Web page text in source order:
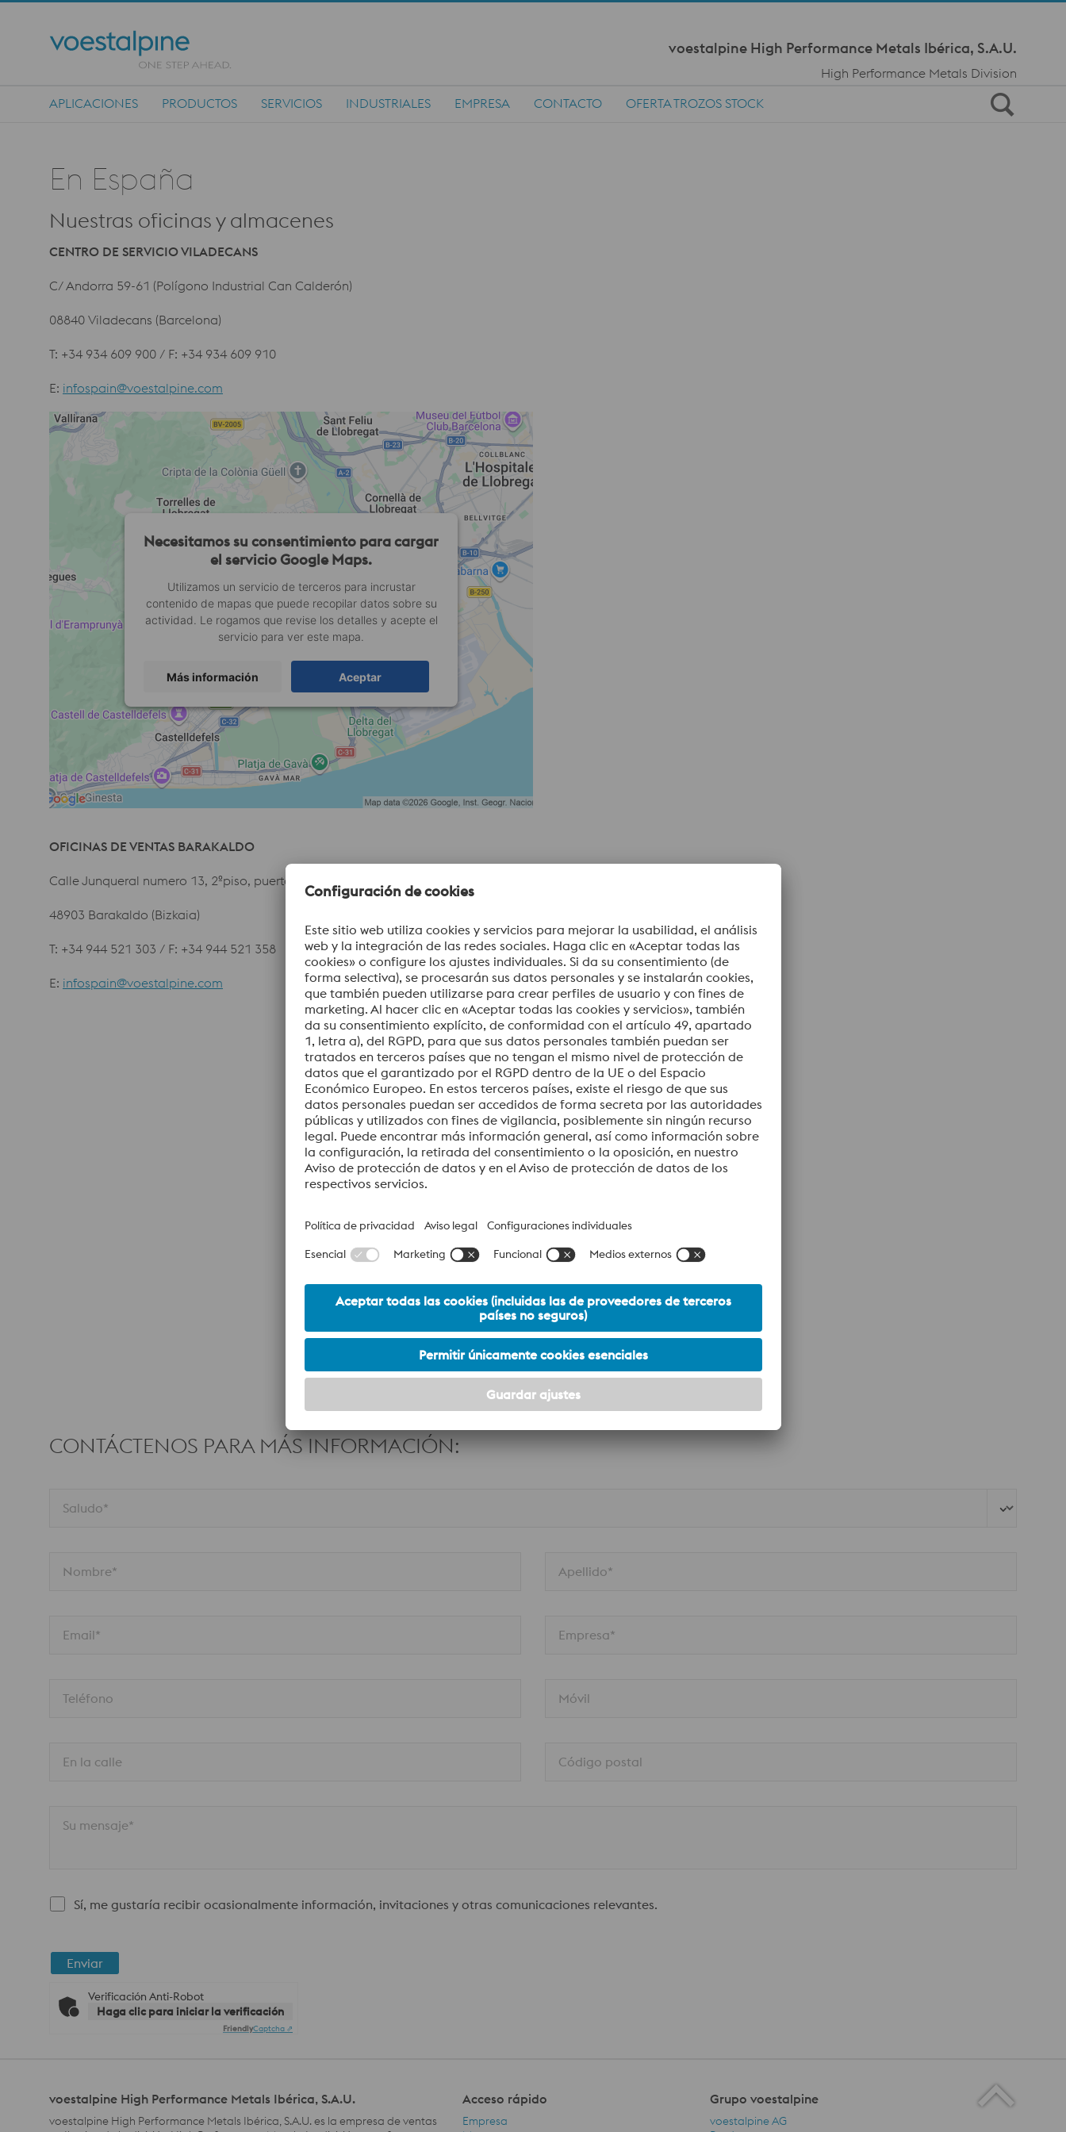
voestalpine High Performance Metals Ibérica, S.A.U.
High Performance Metals Division
APLICACIONES PRODUCTOS SERVICIOS INDUSTRIALES EMPRESA CONTACTO OFERTA TROZOS STOCK
En España
Nuestras oficinas y almacenes
CENTRO DE SERVICIO VILADECANS
C/ Andorra 59-61 (Polígono Industrial Can Calderón)
08840 Viladecans (Barcelona)
T: +34 934 609 900 / F: +34 934 609 910
E: infospain@voestalpine.com
Necesitamos su consentimiento para cargar
el servicio Google Maps.
Utilizamos un servicio de terceros para incrustar
contenido de mapas que puede recopilar datos sobre su
actividad. Le rogamos que revise los detalles y acepte el
servicio para ver este mapa.
Más información Aceptar
OFICINAS DE VENTAS BARAKALDO
Calle Junqueral numero 13, 2ºpiso, puerta 16
48903 Barakaldo (Bizkaia)
T: +34 944 521 303 / F: +34 944 521 358
E: infospain@voestalpine.com
CONTÁCTENOS PARA MÁS INFORMACIÓN:
Saludo*
Nombre* Apellido*
Email* Empresa*
Teléfono Móvil
En la calle Código postal
Su mensaje*
Sí, me gustaría recibir ocasionalmente información, invitaciones y otras comunicaciones relevantes.
Enviar
Verificación Anti-Robot
Haga clic para iniciar la verificación
FriendlyCaptcha ⇗
voestalpine High Performance Metals Ibérica, S.A.U.
voestalpine High Performance Metals Ibérica, S.A.U. es la empresa de ventas
Acceso rápido
Empresa
Grupo voestalpine
voestalpine AG